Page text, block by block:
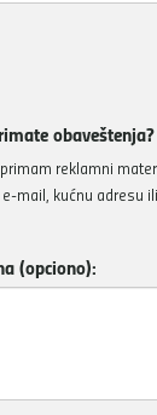
obaveštenja?
reklamni
e-mail, kućnu adresu
(opciono):